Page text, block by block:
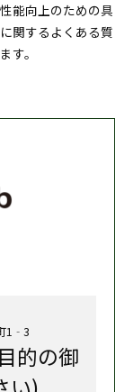
能向上のための具
関するよくある質
す。
1‐3
的の御